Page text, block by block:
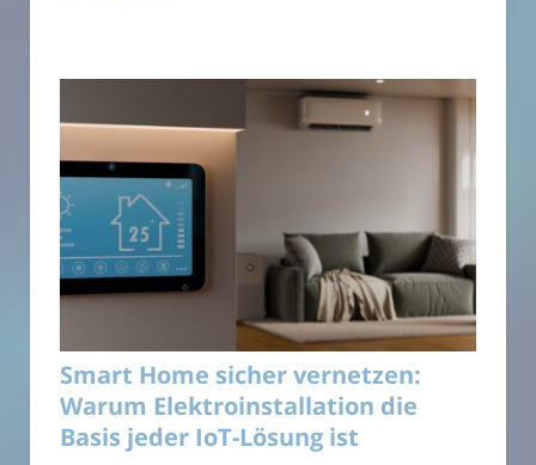
Smart Home sicher vernetzen:
Warum Elektroinstallation die
Basis jeder IoT-Lösung ist